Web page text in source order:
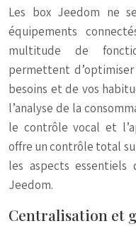
Les box Jeedom ne
équipements
multitude de
permettent
besoins et de vos
l’analyse de la
le contrôle vocal et
offre un contrôle total
les aspects essentiels
Jeedom.
Centralisation et